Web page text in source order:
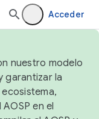
Acceder
nuestro modelo
garantizar la
en el